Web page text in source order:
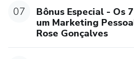
07
Bônus Especial - Os
um Marketing
Rose Gonçalves